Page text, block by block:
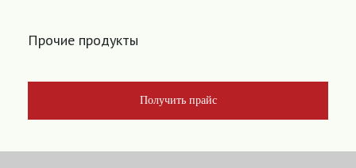
Прочие продукты
Получить прайс